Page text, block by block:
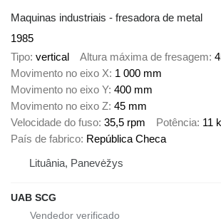
Maquinas industriais - fresadora de metal
1985
Tipo vertical Altura máxima de fresagem
Movimento no eixo X 1 000 mm
Movimento no eixo Y 400 mm
Movimento no eixo Z 45 mm
Velocidade do fuso 35,5 rpm Potência 11
País de fabrico República Checa
Lituânia, Panevėžys
UAB SCG